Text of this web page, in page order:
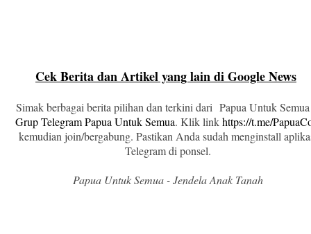
Cek Berita dan Artikel yang lain di Google News
Simak berbagai berita pilihan dan terkini dari Papua Untuk
Grup Telegram Papua Untuk Semua. Klik linkhttps://t.me/
kemudian join/bergabung. Pastikan Anda sudah menginstall
Telegram di ponsel.
Papua Untuk Semua - Jendela Anak Tanah